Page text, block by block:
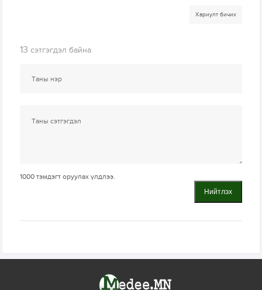
Хариулт бичих
13 сэтгэгдэл байна
1000 тэмдэгт оруулах үлдлээ.
Нийтлэх